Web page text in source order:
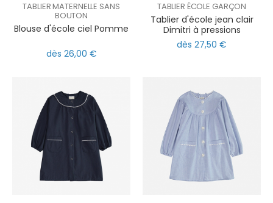
TABLIER MATERNELLE SANS
BOUTON
Blouse d'école ciel Pomme
dès 26,00 €
TABLIER ÉCOLE GARÇON
Tablier d'école jean clair
Dimitri à pressions
dès 27,50 €